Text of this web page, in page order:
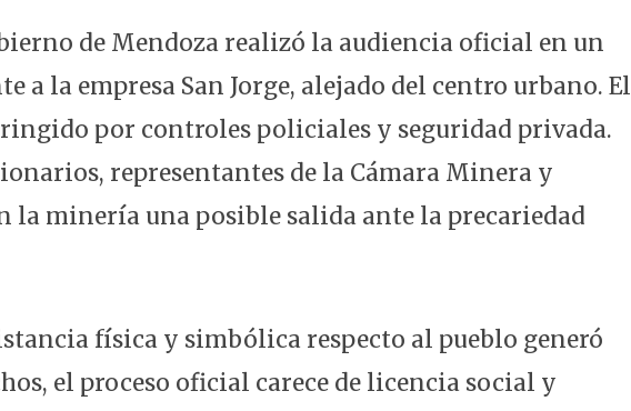
de Mendoza realizó la audiencia oficial en un
a la empresa San Jorge, alejado del centro urbano. El
por controles policiales y seguridad privada.
representantes de la Cámara Minera y
la minería una posible salida ante la precariedad
física y simbólica respecto al pueblo generó
el proceso oficial carece de licencia social y